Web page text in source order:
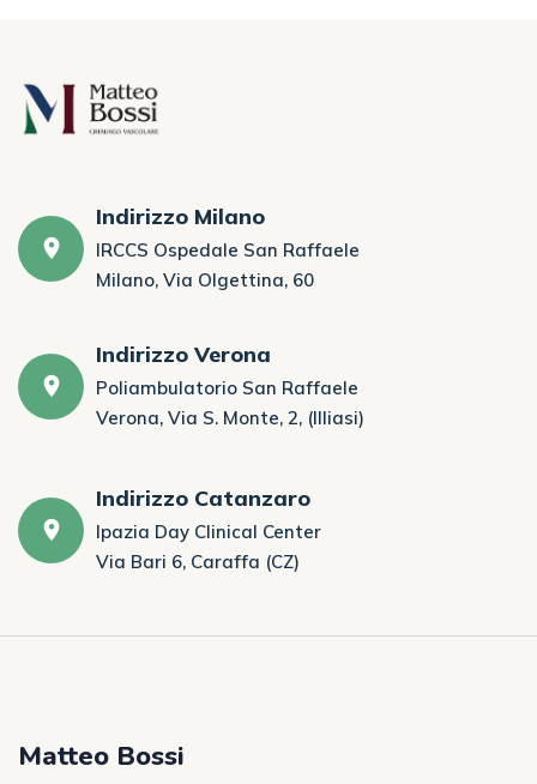
Indirizzo Milano
IRCCS Ospedale San Raffaele
Milano, Via Olgettina, 60
Indirizzo Verona
Poliambulatorio San Raffaele
Verona, Via S. Monte, 2, (Illiasi)
Indirizzo Catanzaro
Ipazia Day Clinical Center
Via Bari 6, Caraffa (CZ)
Matteo Bossi